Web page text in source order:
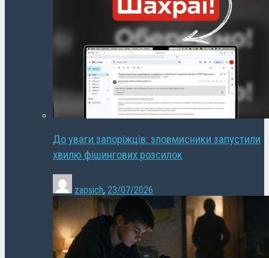
До уваги запоріжців: зловмисники запустили
хвилю фішингових розсилок
zapsich, 23/07/2026